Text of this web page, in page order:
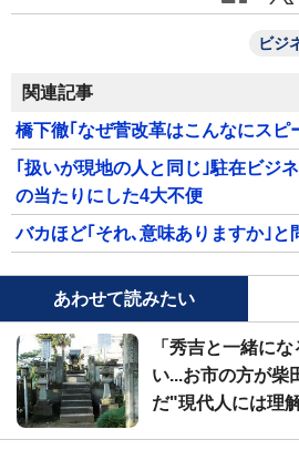
ビジ
関連記事
橋下徹｢なぜ菅改革はこんなにスピ
｢扱いが現地の人と同じ｣駐在ビジ
の当たりにした4大不便
バカほど｢それ､意味ありますか｣と
あわせて読みたい
「秀吉と一緒に
い...お市の方が柴
だ"現代人には理